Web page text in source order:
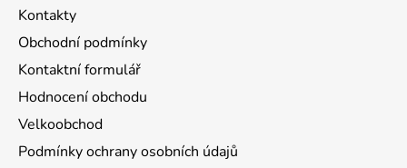
Kontakty
Obchodní podmínky
Kontaktní formulář
Hodnocení obchodu
Velkoobchod
Podmínky ochrany osobních údajů